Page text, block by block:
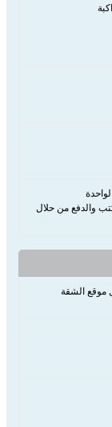
والدفع من حلال
موقع الشقة